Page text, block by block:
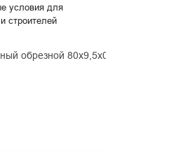
условия для
строителей
обрезной 80x9,5x0,9